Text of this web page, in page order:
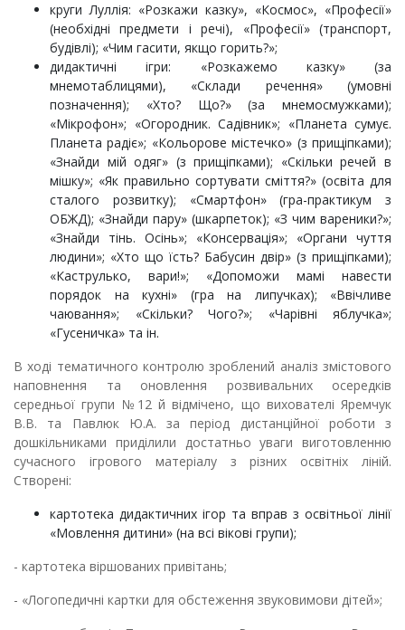
круги Луллія: «Розкажи казку», «Космос», «Професії»
(необхідні предмети і речі), «Професії» (транспорт,
будівлі); «Чим гасити, якщо горить?»;
дидактичні ігри: «Розкажемо казку» (за
мнемотаблицями), «Склади речення» (умовні
позначення); «Хто? Що?» (за мнемосмужками);
«Мікрофон»; «Огородник. Садівник»; «Планета сумує.
Планета радіє»; «Кольорове містечко» (з прищіпками);
«Знайди мій одяг» (з прищіпками); «Скільки речей в
мішку»; «Як правильно сортувати сміття?» (освіта для
сталого розвитку); «Смартфон» (гра-практикум з
ОБЖД); «Знайди пару» (шкарпеток); «З чим вареники?»;
«Знайди тінь. Осінь»; «Консервація»; «Органи чуття
людини»; «Хто що їсть? Бабусин двір» (з прищіпками);
«Каструлько, вари!»; «Допоможи мамі навести
порядок на кухні» (гра на липучках); «Ввічливе
чаювання»; «Скільки? Чого?»; «Чарівні яблучка»;
«Гусеничка» та ін.
В ході тематичного контролю зроблений аналіз змістового
наповнення та оновлення розвивальних осередків
середньої групи №12 й відмічено, що вихователі Яремчук
В.В. та Павлюк Ю.А. за період дистанційної роботи з
дошкільниками приділили достатньо уваги виготовленню
сучасного ігрового матеріалу з різних освітніх ліній.
Створені:
картотека дидактичних ігор та вправ з освітньої лінії
«Мовлення дитини» (на всі вікові групи);
- картотека віршованих привітань;
- «Логопедичні картки для обстеження звуковимови дітей»;